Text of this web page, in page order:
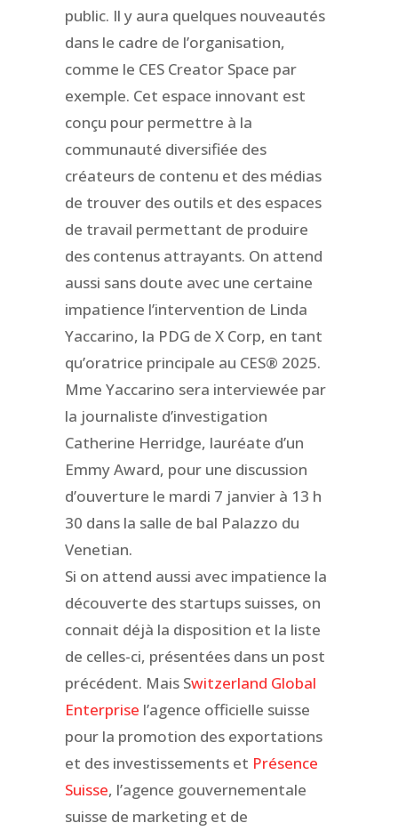
public. Il y aura quelques nouveautés
dans le cadre de l’organisation,
comme le CES Creator Space par
exemple. Cet espace innovant est
conçu pour permettre à la
communauté diversifiée des
créateurs de contenu et des médias
de trouver des outils et des espaces
de travail permettant de produire
des contenus attrayants. On attend
aussi sans doute avec une certaine
impatience l’intervention de Linda
Yaccarino, la PDG de X Corp, en tant
qu’oratrice principale au CES® 2025.
Mme Yaccarino sera interviewée par
la journaliste d’investigation
Catherine Herridge, lauréate d’un
Emmy Award, pour une discussion
d’ouverture le mardi 7 janvier à 13 h
30 dans la salle de bal Palazzo du
Venetian.
Si on attend aussi avec impatience la
découverte des startups suisses, on
connait déjà la disposition et la liste
de celles-ci, présentées dans un post
précédent. Mais Switzerland Global
Enterprise l’agence officielle suisse
pour la promotion des exportations
et des investissements et Présence
Suisse, l’agence gouvernementale
suisse de marketing et de